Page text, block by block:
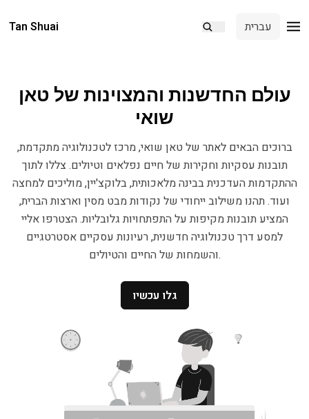
Tan Shuai עברית
עולם החדשנות והמצוינות של טאן
שואי
ברוכים הבאים לאתר של טאן שואי, מרכז לטכנולוגיה מתקדמת,
תובנות עסקיות וחקירות של חיים נפלאים וטיולים. צללו לתוך
ההתקדמות העדכנית בבינה מלאכותית, בלוקצ'יין, מוליכים למחצה
ועוד. תהנו משילוב ייחודי של נקודות מבט מסין וארצות הברית,
המציע תובנות מקיפות על התפתחויות גלובליות. הצטרפו אליי
למסע דרך טכנולוגיה חדשנית, רעיונות עסקיים אסטרטגיים
והשמחות של החיים והטיולים.
גלו עכשיו